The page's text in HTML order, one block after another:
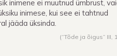
inimene ei muutnud ümbrust,
inimese, kui see ei tahtnud
jääda üksinda.
(“Tõde ja õigus” III,